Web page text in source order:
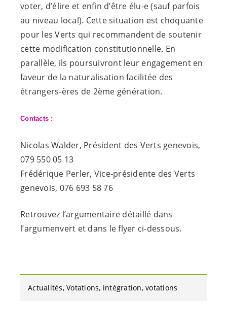
voter, d’élire et enfin d’être élu-e(sauf parfois
au niveau local). Cette situation est choquante
pour les Verts qui recommandent de soutenir
cette modification constitutionnelle. En
parallèle, ils poursuivront leur engagement en
faveur de la naturalisation facilitée des
étrangers-ères de 2ème génération.
Contacts :
Nicolas Walder, Président des Verts genevois,
079 550 05 13
Frédérique Perler, Vice-présidente des Verts
genevois, 076 693 58 76
Retrouvez l’argumentaire détaillé dans
l’argumenvert et dans le flyer ci-dessous.
Actualités Votations intégration votations